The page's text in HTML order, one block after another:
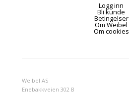
Logg inn
Bli kunde
Betingelser
Om Weibel
Om cookies
Weibel AS
Enebakkveien 302 B